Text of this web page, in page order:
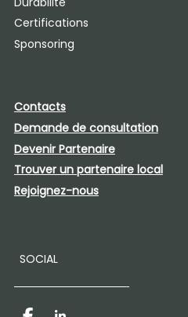
Certifications
Sponsoring
Contacts
Demande de consultation
Devenir Partenaire​
Trouver un partenaire local
Rejoignez-nous
SOCIAL